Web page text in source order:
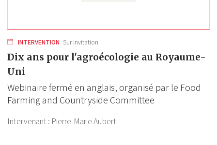
INTERVENTION Sur invitation
Dix ans pour l'agroécologie au Royaume-
Uni
Webinaire fermé en anglais, organisé par le Food
Farming and Countryside Committee
Intervenant : Pierre-Marie Aubert